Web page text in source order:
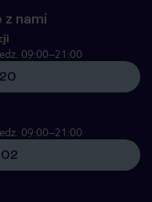
nami
09:00–21:00
09:00–21:00